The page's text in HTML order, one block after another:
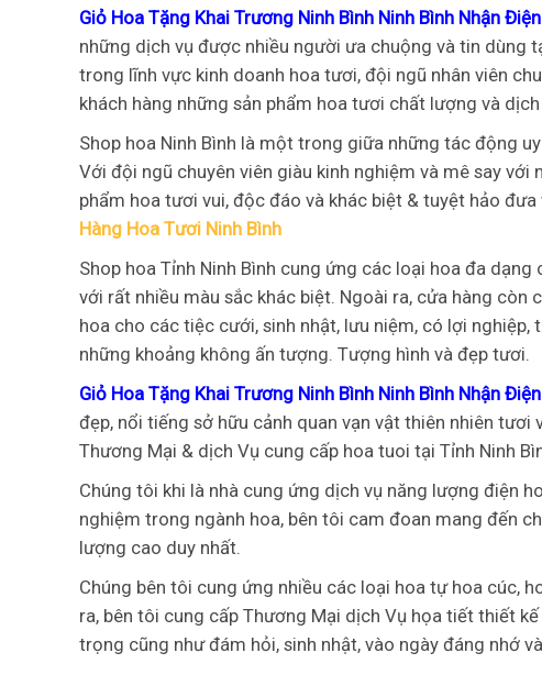
Giỏ Hoa Tặng Khai Trương Ninh Bình Ninh Bình Nhận
những dịch vụ được nhiều người ưa chuộng và tin dùng
trong lĩnh vực kinh doanh hoa tươi, đội ngũ nhân viên
khách hàng những sản phẩm hoa tươi chất lượng và
Shop hoa Ninh Bình là một trong giữa những tác động
Với đội ngũ chuyên viên giàu kinh nghiệm và mê say với
phẩm hoa tươi vui, độc đáo và khác biệt & tuyệt hảo
Hàng Hoa Tươi Ninh Bình
Shop hoa Tỉnh Ninh Bình cung ứng các loại hoa đa
với rất nhiều màu sắc khác biệt. Ngoài ra, cửa hàng
hoa cho các tiệc cưới, sinh nhật, lưu niệm, có lợi
những khoảng không ấn tượng. Tượng hình và đẹp tươi.
Giỏ Hoa Tặng Khai Trương Ninh Bình Ninh Bình Nhận
đẹp, nổi tiếng sở hữu cảnh quan vạn vật thiên nhiên
Thương Mại & dịch Vụ cung cấp hoa tuoi tại Tỉnh Ninh
Chúng tôi khi là nhà cung ứng dịch vụ năng lượng điện
nghiệm trong ngành hoa, bên tôi cam đoan mang đến
lượng cao duy nhất.
Chúng bên tôi cung ứng nhiều các loại hoa tự hoa cúc,
ra, bên tôi cung cấp Thương Mại dịch Vụ họa tiết thiết
trọng cũng như đám hỏi, sinh nhật, vào ngày đáng nhớ